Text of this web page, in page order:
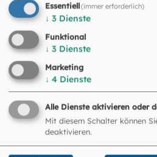
Seelsorge für
da
Essentiell(immer erforderlich)
↓ 3 Dienste
Funktional
↓ 3 Dienste
Marketing
↓ 4 Dienste
Alle Dienste aktivieren oder
Mit diesem Schalter können
deaktivieren.